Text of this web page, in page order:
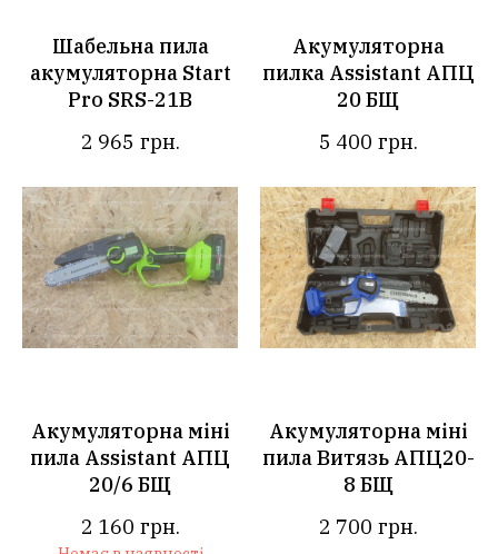
Шабельна пила
акумуляторна Start
Pro SRS-21B
2 965 грн.
Акумуляторна
пилка Assistant АПЦ
20 БЩ
5 400 грн.
Акумуляторна міні
пила Assistant АПЦ
20/6 БЩ
2 160 грн.
Акумуляторна міні
пила Витязь АПЦ20-
8 БЩ
2 700 грн.